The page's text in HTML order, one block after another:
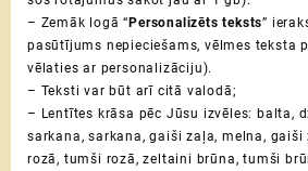
– Zemāk logā “ Personalizēts teksts”
pasūtījums nepieciešams, vēlmes teksta
vēlaties ar personalizāciju).
– Teksti var būt arī citā valodā;
– Lentītes krāsa pēc Jūsu izvēles: balta,
sarkana, sarkana, gaiši zaļa, melna,
rozā, tumši rozā, zeltaini brūna, tumši